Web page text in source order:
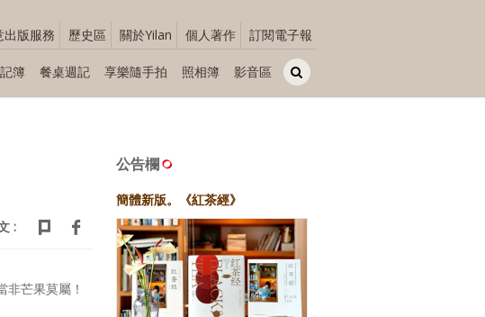
出版服務 歷史區 關於Yilan 個人著作 訂閱電子報
簿 餐桌週記 享樂隨手拍 照相簿 影音區
:
芒果莫屬！
公告欄
簡體新版。《紅茶經》